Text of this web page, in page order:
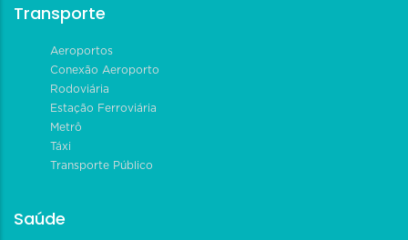
Transporte
Aeroportos
Conexão Aeroporto
Rodoviária
Estação Ferroviária
Metrô
Táxi
Transporte Público
Saúde